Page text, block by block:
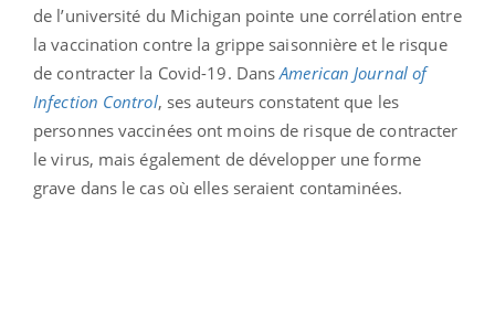
de l’université du Michigan pointe une corrélation entre
la vaccination contre la grippe saisonnière et le risque
de contracter la Covid-19. DansAmerican Journal of
Infection Control, ses auteurs constatent que les
personnes vaccinées ont moins de risque de contracter
le virus, mais également de développer une forme
grave dans le cas où elles seraient contaminées.